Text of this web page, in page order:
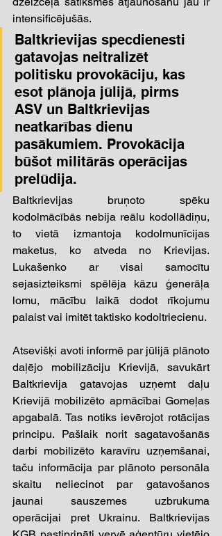
intensificējušās.
Baltkrievijas specdienesti
gatavojas neitralizēt
politisku provokāciju, kas
esot plānoja jūlijā, pirms
ASV un Baltkrievijas
neatkarības dienu
pasākumiem. Provokācija
būšot militārās operācijas
prelūdija.
Baltkrievijas bruņoto spēku
kodolmācībās nebija reālu kodollādiņu,
to vietā izmantoja kodolmunīcijas
maketus, ko atveda no Krievijas.
Lukašenko ar visai samocītu
sejasizteiksmi spēlēja kāzu ģenerāļa
lomu, mācību laikā dodot rīkojumu
palaist vai imitēt taktisko kodoltriecienu.
Atsevišķi avoti informē par jūlijā plānoto
daļējo mobilizāciju Krievijā, savukārt
Baltkrievija gatavojas uzņemt daļu
Krievijā mobilizēto apmācībai Gomeļas
apgabalā. Tas notiks ievērojot rotācijas
principu. Pašlaik norit sagatavošanās
darbi mobilizēto karavīru uzņemšanai,
taču informācija par plānoto personāla
skaitu neliecinot par gatavošanos
jaunai sauszemes uzbrukuma
operācijai pret Ukrainu. Baltkrievijas